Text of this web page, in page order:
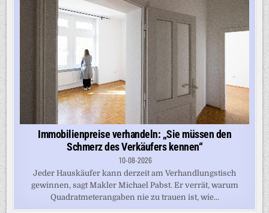
Immobilienpreise verhandeln: „Sie müssen den
Schmerz des Verkäufers kennen“
10-08-2026
Jeder Hauskäufer kann derzeit am Verhandlungstisch
gewinnen, sagt Makler Michael Pabst. Er verrät, warum
Quadratmeterangaben nie zu trauen ist, wie...